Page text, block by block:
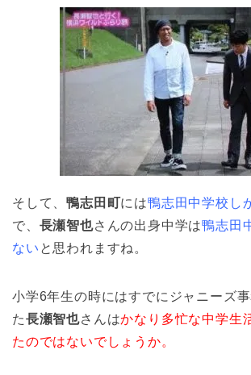
そして、鴨志田町には鴨志田中学校し
で、 長瀬智也さんの出身中学は鴨志田
ない と思われますね。
小学6年生の時にはすでにジャニーズ
た長瀬智也さんはかなり多忙な中学生
たのではないでしょうか。